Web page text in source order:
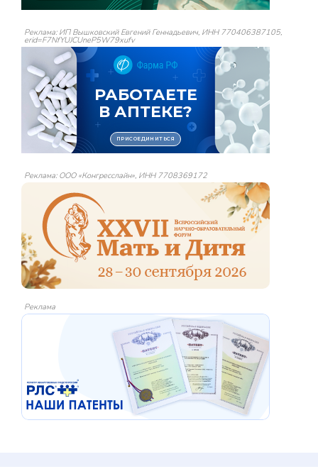
Реклама: ИП Вышковский Евгений Геннадьевич, ИНН 770406387105,
erid=F7NfYUJCUneP5W79xufv
Реклама: ООО «Конгресслайн», ИНН 7708369172
Реклама